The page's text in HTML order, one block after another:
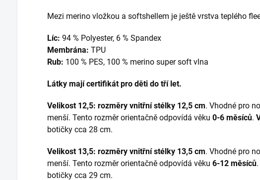
Mezi merino vložkou a softshellem je ještě vrstva teplého
Líc: 94 % Polyester, 6 % Spandex
Membrána: TPU
Rub: 100 % PES, 100 % merino super soft vlna
Látky mají certifikát pro děti do tří let.
Velikost 12,5: rozměry vnitřní stélky 12,5 cm. Vhodné pro
menší. Tento rozměr orientačně odpovídá věku 0-6 měsíců.
botičky cca 28 cm.
Velikost 13,5: rozměry vnitřní stélky 13,5 cm. Vhodné pro
menší. Tento rozměr orientačně odpovídá věku 6-12 měsíců.
botičky cca 29 cm.